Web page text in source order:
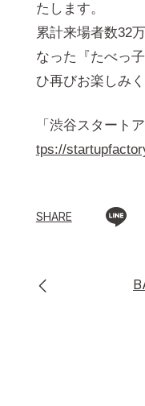
たします。
累計来場者数32
なった『たべっ
ひ再びお楽しみく
「渋谷スタート
tps://
SHARE